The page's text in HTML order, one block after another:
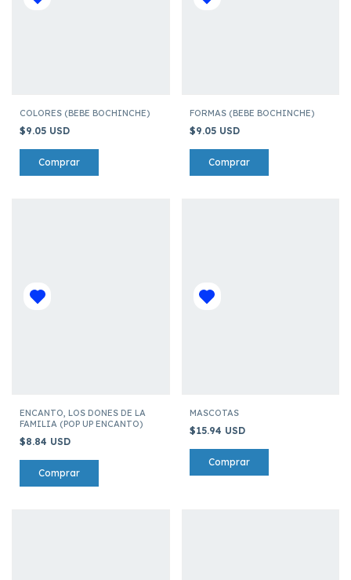
COLORES (BEBE BOCHINCHE)
$9.05 USD
FORMAS (BEBE BOCHINCHE)
$9.05 USD
ENCANTO, LOS DONES DE LA
FAMILIA (POP UP ENCANTO)
$8.84 USD
MASCOTAS
$15.94 USD